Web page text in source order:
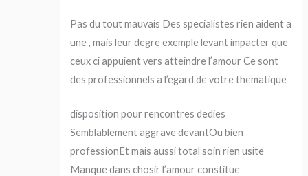
Pas du tout mauvais Des specialistes rien aident a
une , mais leur degre exemple levant impacter que
ceux ci appuient vers atteindre l’amour Ce sont
des professionnels a l’egard de votre thematique
disposition pour rencontres dedies
Semblablement aggrave devantOu bien
professionEt mais aussi total soin rien usite
Manque dans chosir l’amour constitue